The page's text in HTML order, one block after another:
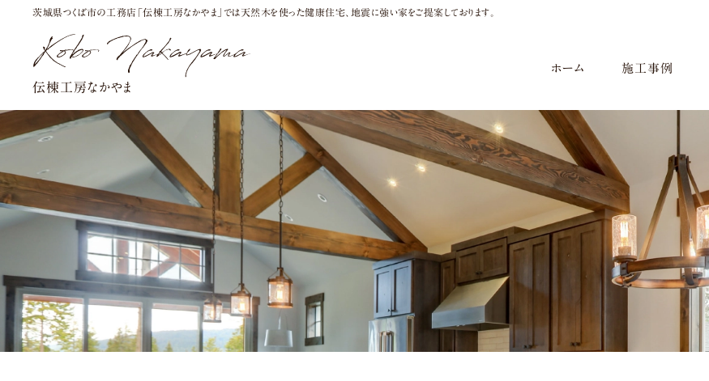
茨城県つくば市の工務店「伝棟工房なかやま」では天然木を使った健康住宅、地震に強い家をご提案しております。
伝棟工房なかやま
Skip
content
ホーム 施工事例